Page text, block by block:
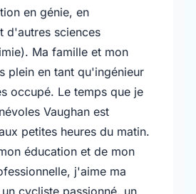
en génie, en
d'autres sciences
Ma famille et mon
plein en tant qu'ingénieur
occupé. Le temps que je
Vaughan est
petites heures du matin.
éducation et de mon
j'aime ma
cycliste passionné, un